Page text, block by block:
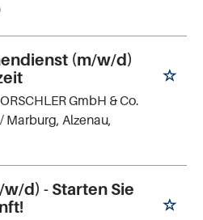
(m/w/d)
GmbH & Co.
/ Marburg, Alzenau,
d) - Starten Sie